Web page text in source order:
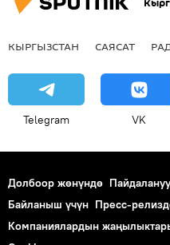
КЫРГЫЗСТАН САЯСАТ
Telegram VK
Долбоор жөнүндө
Байланыш үчүн Пресс-
Компаниялардын